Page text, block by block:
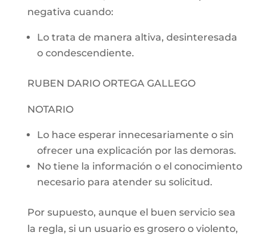
negativa cuando:
Lo trata de manera altiva, desinteresada
o condescendiente.
RUBEN DARIO ORTEGA GALLEGO
NOTARIO
Lo hace esperar innecesariamente o sin
ofrecer una explicación por las demoras.
No tiene la información o el conocimiento
necesario para atender su solicitud.
Por supuesto, aunque el buen servicio sea
la regla, si un usuario es grosero o violento,